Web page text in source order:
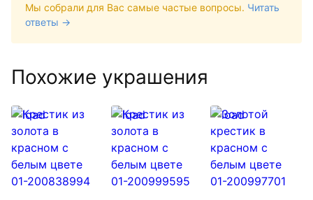
Мы собрали для Вас самые частые вопросы. Читать
ответы →
Похожие украшения